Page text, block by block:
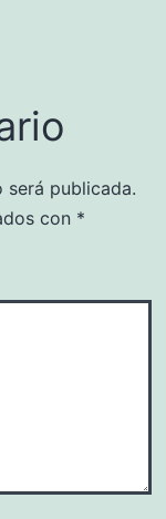
publicada.
con *